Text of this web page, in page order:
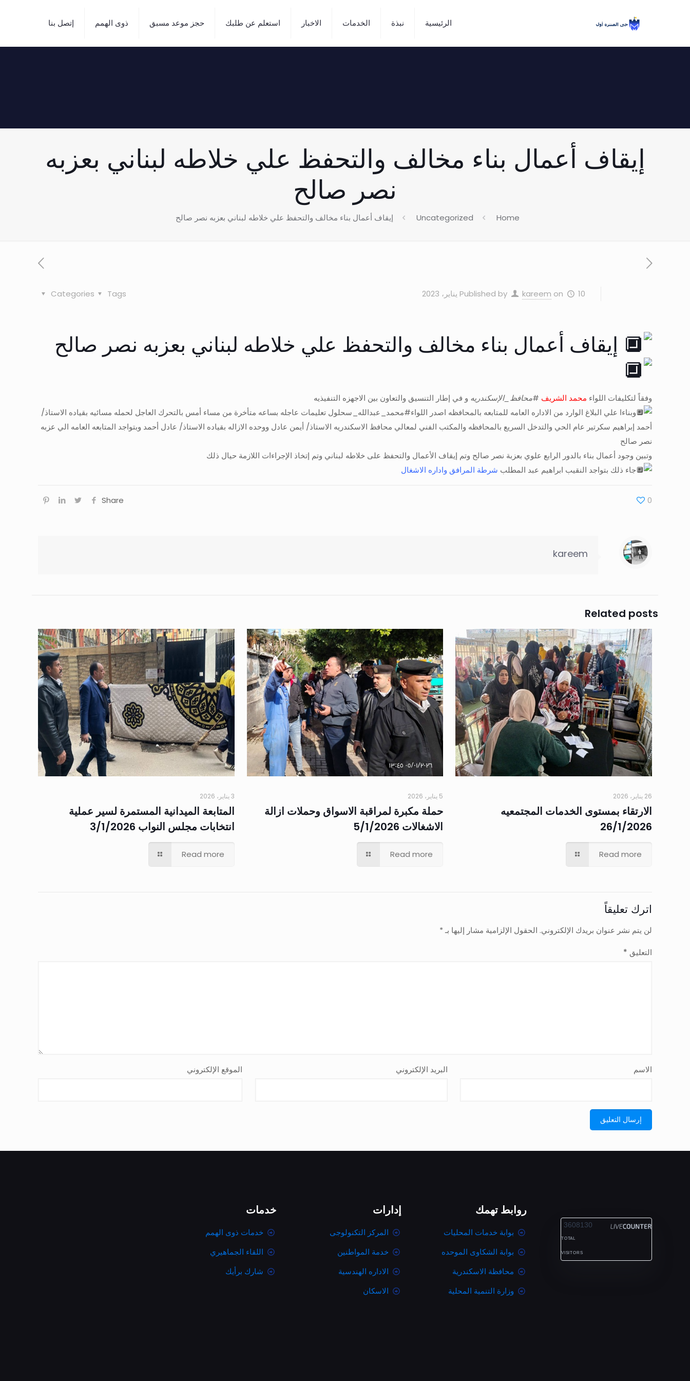
الرئيسية نبذة الخدمات الاخبار استعلم عن طلبك حجز موعد مسبق ذوى الهمم إتصل بنا
إيقاف أعمال بناء مخالف والتحفظ علي خلاطه لبناني بعزبه
نصر صالح
Home
Uncategorized إيقاف أعمال بناء مخالف والتحفظ علي خلاطه لبناني بعزبه نصر صالح
Published by kareem on 10 يناير، 2023 Categories Tags
إيقاف أعمال بناء مخالف والتحفظ علي خلاطه لبناني بعزبه نصر صالح
وفقاً لتكليفات اللواء محمد الشريف #محافظ_الإسكندريه و في إطار التنسيق والتعاون بين الاجهزه التنفيذيه
وبناءا علي البلاغ الوارد من الاداره العامه للمتابعه بالمحافظه اصدر اللواء#محمد_عبدالله_سحلول تعليمات عاجله بساعه متأخرة من مساء أمس بالتحرك العاجل لحمله مسائيه بقياده الاستاذ/
أحمد إبراهيم سكرتير عام الحي والتدخل السريع بالمحافظه والمكتب الفني لمعالي محافظ الاسكندريه الاستاذ/ أيمن عادل ووحده الازاله بقياده الاستاذ/ عادل أحمد وبتواجد المتابعه العامه الي عزبه
نصر صالح
وتبين وجود أعمال بناء بالدور الرابع علوي بعزبة نصر صالح وتم إيقاف الأعمال والتحفظ على خلاطه لبناني وتم إتخاذ الإجراءات اللازمة حيال ذلك
جاء ذلك بتواجد النقيب ابراهيم عبد المطلب شرطة المرافق واداره الاشغال
Share 0
kareem
Related posts
26 يناير، 2026
الارتقاء بمستوى الخدمات المجتمعيه
26/1/2026
Read more
5 يناير، 2026
حملة مكبرة لمراقبة الاسواق وحملات ازالة
الاشغالات 5/1/2026
Read more
3 يناير، 2026
المتابعة الميدانية المستمرة لسير عملية
انتخابات مجلس النواب 3/1/2026
Read more
اترك تعليقاً
لن يتم نشر عنوان بريدك الإلكتروني. الحقول الإلزامية مشار إليها بـ *
التعليق *
الاسم البريد الإلكتروني الموقع الإلكتروني
3608130
TOTAL
VISITORS
روابط تهمك
بوابة خدمات المحليات
بوابة الشكاوى الموحده
محافظة الاسكندرية
وزارة التنمية المحلية
إدارات
المركز التكنولوجى
خدمة المواطنين
الاداره الهندسية
الاسكان
خدمات
خدمات ذوى الهمم
اللقاء الجماهيري
شارك برأيك